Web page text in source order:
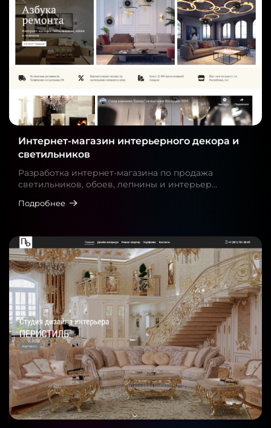
Интернет-магазин интерьерного декора и
светильников
Разработка интернет-магазина по продажа
светильников, обоев, лепнины и интерьер…
Подробнее